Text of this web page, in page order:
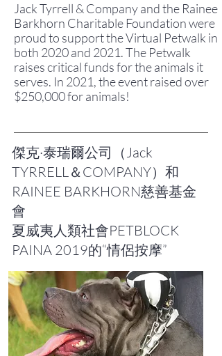
Jack Tyrrell & Company and the Rainee
Barkhorn Charitable Foundation were
proud to support the Virtual Petwalk in
both 2020 and 2021. The Petwalk
raises critical funds for the animals it
serves. In 2021, the event raised over
$250,000 for animals!
傑克·泰瑞爾公司（Jack
TYRRELL＆COMPANY）和
RAINEE BARKHORN慈善基金
會
夏威夷人類社會PETBLOCK
PAINA 2019的“情侶按摩”